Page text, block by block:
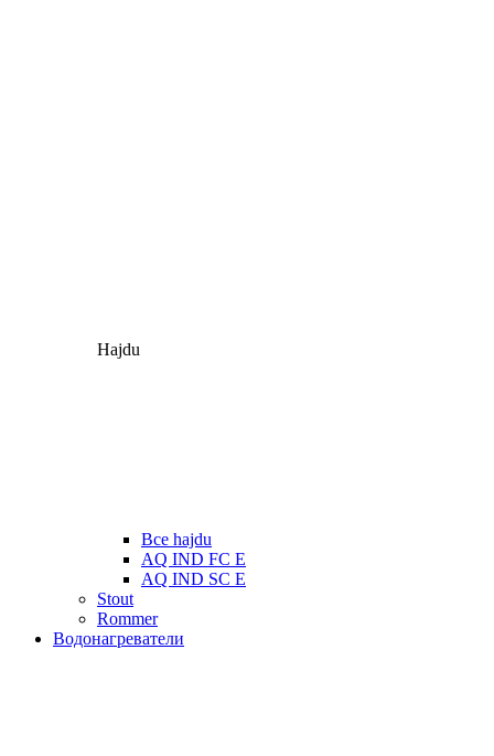
Hajdu
Все hajdu
AQ IND FC E
AQ IND SC E
Stout
Rommer
Водонагреватели